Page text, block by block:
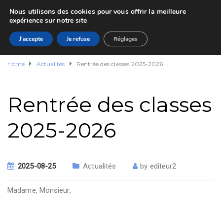
Home Actualités Rentrée des classes 2025-2026
Rentrée des classes
2025-2026
2025-08-25 Actualités by editeur2
Madame, Monsieur,
Nous utilisons des cookies pour vous offrir la meilleure
expérience sur notre site
J'accepte Je refuse Réglages